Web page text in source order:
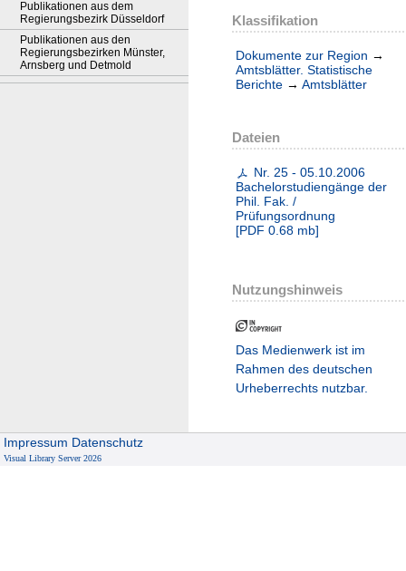
Publikationen aus dem
Regierungsbezirk Düsseldorf
Publikationen aus den
Regierungsbezirken Münster,
Arnsberg und Detmold
Klassifikation
Dokumente zur Region →
Amtsblätter. Statistische
Berichte → Amtsblätter
Dateien
Nr. 25 - 05.10.2006
Bachelorstudiengänge der
Phil. Fak. /
Prüfungsordnung
[PDF 0.68 mb]
Nutzungshinweis
Das Medienwerk ist im
Rahmen des deutschen
Urheberrechts nutzbar.
Impressum Datenschutz
Visual Library Server 2026